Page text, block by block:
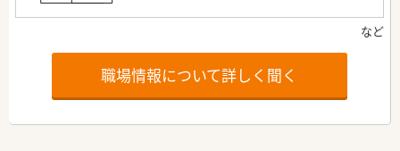
職場情報について詳しく聞く